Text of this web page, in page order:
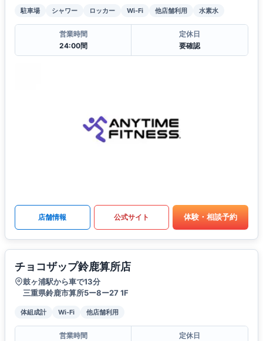
駐車場 シャワー ロッカー Wi-Fi 他店舗利用 水素水
営業時間
24:00間
定休日
要確認
店舗情報 公式サイト 体験・相談予約
チョコザップ鈴鹿算所店
鼓ヶ浦駅から車で13分
三重県鈴鹿市算所5ー8ー27 1F
体組成計 Wi-Fi 他店舗利用
営業時間
定休日